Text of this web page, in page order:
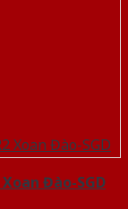
Đào-SGD